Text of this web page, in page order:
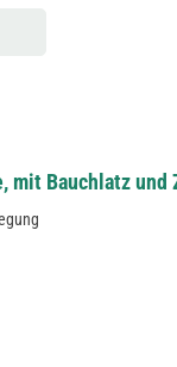
mit Bauchlatz